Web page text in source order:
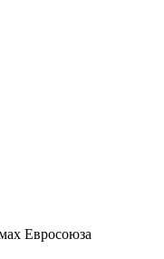
Евросоюза